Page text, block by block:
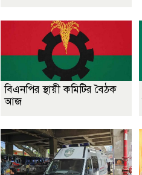
বিএনপির স্থায়ী কমিটির বৈঠক
আজ